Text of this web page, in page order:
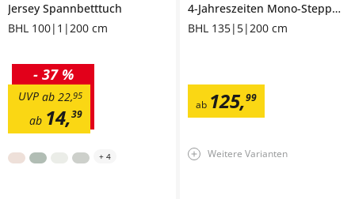
Jersey Spannbetttuch
BHL 100|1|200 cm
ab 14,39
ab 22,95
UVP
- 37 %
+ 4
4-Jahreszeiten Mono-Steppbett
BHL 135|5|200 cm
ab 125,99
Weitere Varianten